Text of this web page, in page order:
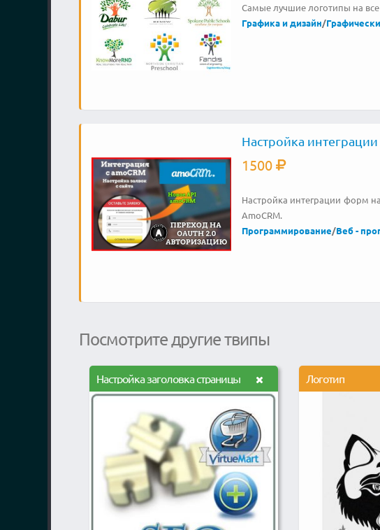
Самые лучшие логотипы на
Графика и дизайн/
Настройка интеграции
1500
Настройка интеграции форм
AmoCRM.
Программирование/Веб -
Посмотрите другие твипы
Настройка заголовка страницы Логотип